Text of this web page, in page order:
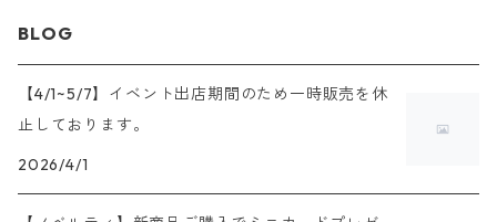
BLOG
【4/1~5/7】イベント出店期間のため一時販売を休
止しております。
2026/4/1